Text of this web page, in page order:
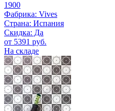
1900
Фабрика: Vives
Страна: Испания
Скидка: Да
от 5391 руб.
На складе